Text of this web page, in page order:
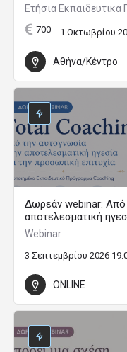
Ετήσια
700 1 Οκτωβρίου
Αθήνα/Κέντρο
Δωρεάν webinar: Από
αποτελεσματική
Webinar
3 Σεπτεμβρίου 2026
ONLINE